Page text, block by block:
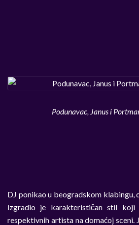
Podunavac, Janus i
DJ ponikao u beogradskom klabingu,
izgradio je karakterističan stil
respektivnih artista na domaćoj sceni.